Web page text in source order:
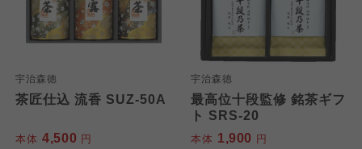
宇治森徳
茶匠仕込 流香 SUZ-50A
本体 4,500 円
宇治森徳
最高位十段監修 銘茶ギフ
ト SRS-20
本体 1,900 円